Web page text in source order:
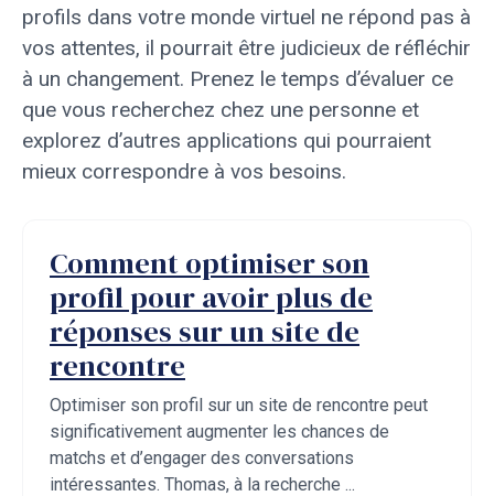
profils dans votre monde virtuel ne répond pas à
vos attentes, il pourrait être judicieux de réfléchir
à un changement. Prenez le temps d’évaluer ce
que vous recherchez chez une personne et
explorez d’autres applications qui pourraient
mieux correspondre à vos besoins.
Comment optimiser son
profil pour avoir plus de
réponses sur un site de
rencontre
Optimiser son profil sur un site de rencontre peut
significativement augmenter les chances de
matchs et d’engager des conversations
intéressantes. Thomas, à la recherche ...